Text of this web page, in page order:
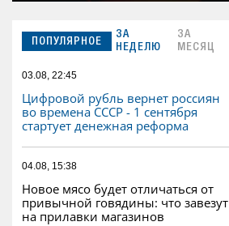
ПОПУЛЯРНОЕ
ЗА
НЕДЕЛЮ
ЗА
МЕСЯЦ
03.08, 22:45
Цифровой рубль вернет россиян
во времена СССР - 1 сентября
стартует денежная реформа
04.08, 15:38
Новое мясо будет отличаться от
привычной говядины: что завезут
на прилавки магазинов